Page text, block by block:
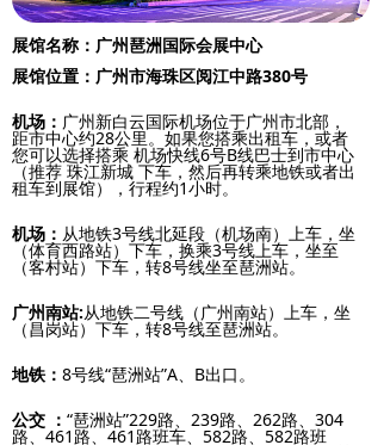
展馆名称：广州琶洲国际会展中心
展馆位置：广州市海珠区阅江中路380号
机场： 广州新白云国际机场位于广州市北部，
距市中心约28公里。如果您搭乘出租车，或者
您可以选择搭乘 机场快线6号B线巴士到市中心
（推荐 珠江新城 下车，然后再转乘地铁或者出
租车到展馆），行程约1小时。
机场： 从地铁3号线北延段（机场南）上车，坐
（体育西路站）下车，换乘3号线上车，坐至
（客村站）下车，转8号线坐至琶洲站。
广州南站:从地铁二号线（广州南站）上车，坐
（昌岗站）下车，转8号线至琶洲站。
地铁： 8号线“琶洲站”A、B出口。
公交 ： “琶洲站”229路、239路、262路、304
路、461路、461路班车、582路、582路班